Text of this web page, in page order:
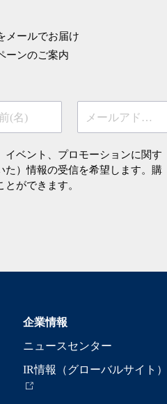
メールでお届け
ーンのご案内
(名) メールアドレス
イベント、プロモーションに関す
た）情報の受信を希望します。購
ができます。
企業情報
ニュースセンター
IR情報（グローバルサイト）